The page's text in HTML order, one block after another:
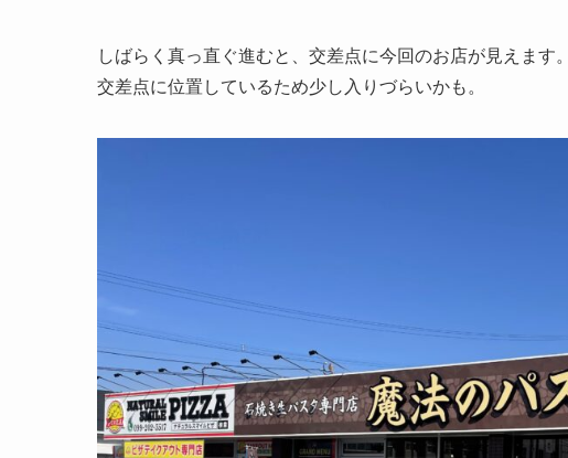
しばらく真っ直ぐ進むと、交差点に今回のお店が見えます。
交差点に位置しているため少し入りづらいかも。